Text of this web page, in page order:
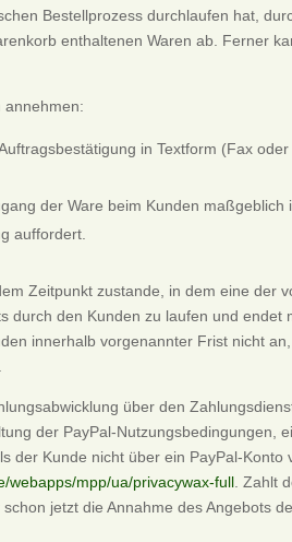
Bestellprozess durchlaufen hat,
enthaltenen Waren ab. Ferner
annehmen:
in Textform (Fax
der Ware beim Kunden maßgeblich
auffordert.
Zeitpunkt zustande, in dem eine der
den Kunden zu laufen und
innerhalb vorgenannter Frist nicht
über den
der PayPal-Nutzungsbedingungen,
der Kunde nicht über ein PayPal-
webapps/mpp/ua/privacywax-full . Zahlt
jetzt die Annahme des Angebots